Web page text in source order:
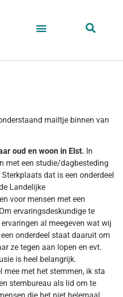
mailtje binnen van
oud en woon in Elst. In
met een studie/dagbesteding
dat is een onderdeel
Landelijke
voor mensen met een
ervaringsdeskundige te
al meegeven wat wij
onderdeel staat daaruit om
ze tegen aan lopen en evt.
is heel belangrijk.
mee met het stemmen, ik sta
stembureau als lid om te